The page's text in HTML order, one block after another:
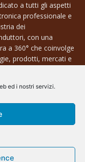
ed i nostri servizi.
a tutti gli aspetti
professionale e
dei
con una
a 360° che coinvolge
prodotti, mercati e